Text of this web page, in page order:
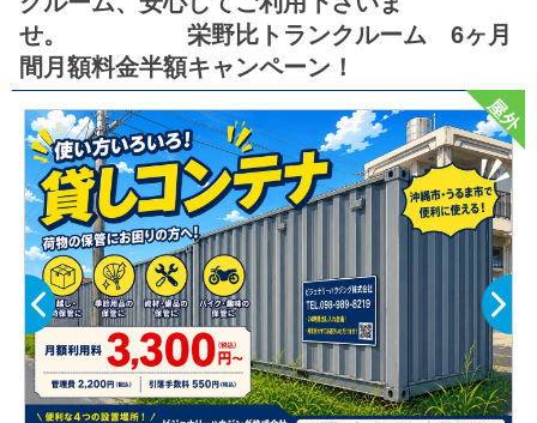
せ。 栄野比トランクルーム 6ヶ月
間月額料金半額キャンペーン！